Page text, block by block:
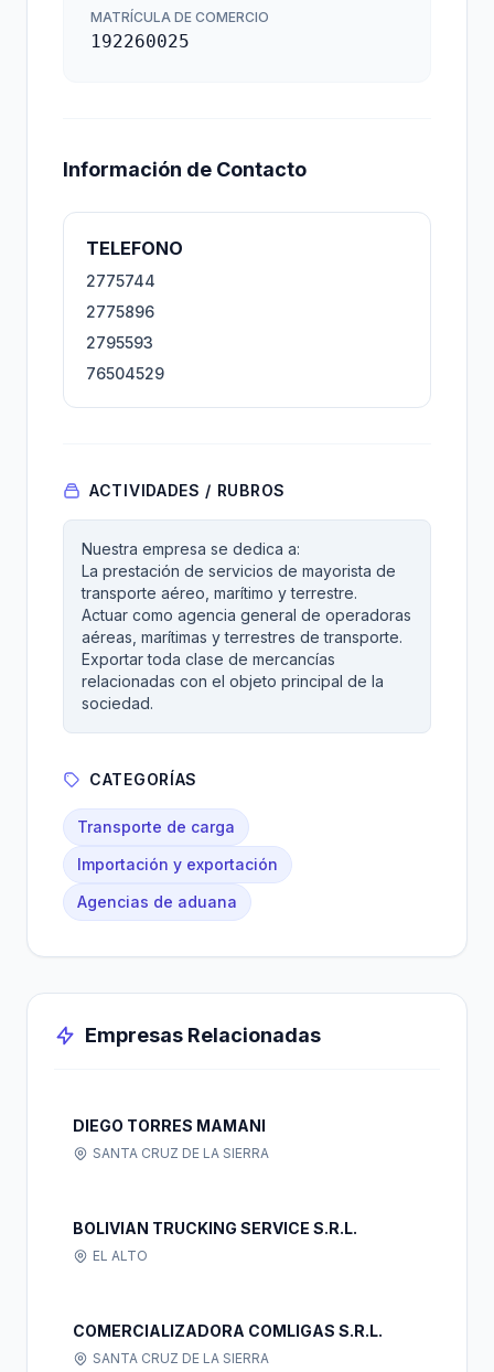
MATRÍCULA DE COMERCIO
192260025
Información de Contacto
TELEFONO
2775744
2775896
2795593
76504529
ACTIVIDADES / RUBROS
Nuestra empresa se dedica a:
La prestación de servicios de mayorista de
transporte aéreo, marítimo y terrestre.
Actuar como agencia general de operadoras
aéreas, marítimas y terrestres de transporte.
Exportar toda clase de mercancías
relacionadas con el objeto principal de la
sociedad.
CATEGORÍAS
Transporte de carga
Importación y exportación
Agencias de aduana
Empresas Relacionadas
DIEGO TORRES MAMANI
SANTA CRUZ DE LA SIERRA
BOLIVIAN TRUCKING SERVICE S.R.L.
EL ALTO
COMERCIALIZADORA COMLIGAS S.R.L.
SANTA CRUZ DE LA SIERRA